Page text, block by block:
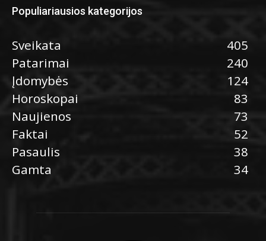
Populiariausios kategorijos
Sveikata
405
Patarimai
240
Įdomybės
124
Horoskopai
83
Naujienos
73
Faktai
52
Pasaulis
38
Gamta
34